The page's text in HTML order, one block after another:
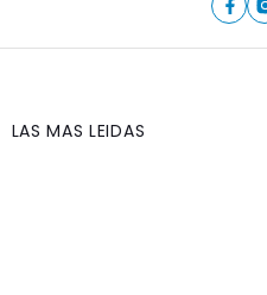
LAS MAS LEIDAS